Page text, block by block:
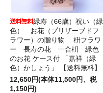
緑寿（66歳）祝い（緑
色） お花（プリザーブドフ
ラワー）の贈り物 枡フラワ
ー 長寿の花 一合枡 緑色
のお花 ケース付 「嘉祥（緑
色）かしょう」 【送料無料】
12,650円(本体11,500円、税
1,150円)